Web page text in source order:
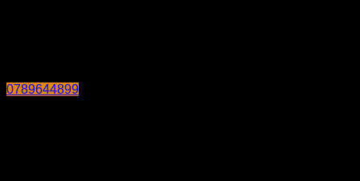
0789644899